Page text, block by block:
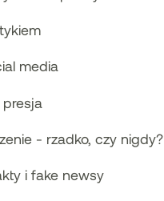
media
presja
- rzadko, czy nigdy?
i fake newsy